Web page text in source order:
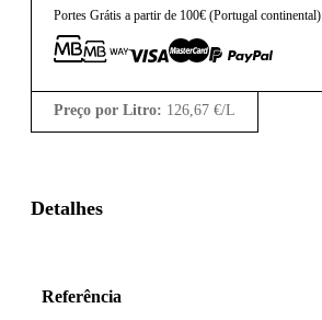
Portes Grátis a partir de 100€ (Portugal continental)
Preço por Litro: 126,67 €/L
Detalhes
Referência